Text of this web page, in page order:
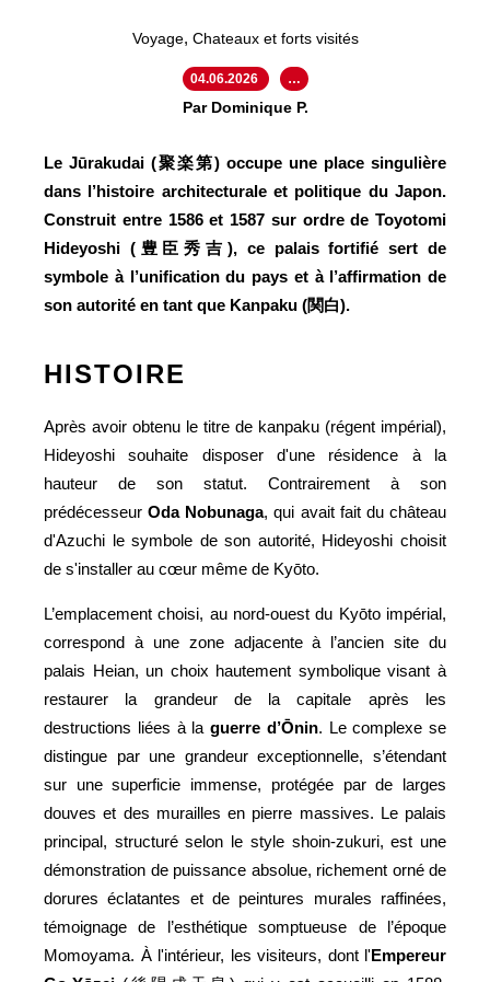
Voyage, Chateaux et forts visités
04.06.2026 …
Par Dominique P.
Le Jūrakudai (聚楽第) occupe une place singulière
dans l’histoire architecturale et politique du Japon.
Construit entre 1586 et 1587 sur ordre de Toyotomi
Hideyoshi (豊臣秀吉), ce palais fortifié sert de
symbole à l’unification du pays et à l’affirmation de
son autorité en tant que Kanpaku (関白).
HISTOIRE
Après avoir obtenu le titre de kanpaku (régent impérial),
Hideyoshi souhaite disposer d'une résidence à la
hauteur de son statut. Contrairement à son
prédécesseurOda Nobunaga, qui avait fait du château
d'Azuchi le symbole de son autorité, Hideyoshi choisit
de s'installer au cœur même de Kyōto.
L’emplacement choisi, au nord-ouest du Kyōto impérial,
correspond à une zone adjacente à l’ancien site du
palais Heian, un choix hautement symbolique visant à
restaurer la grandeur de la capitale après les
destructions liées à la guerre d’Ōnin. Le complexe se
distingue par une grandeur exceptionnelle, s’étendant
sur une superficie immense, protégée par de larges
douves et des murailles en pierre massives. Le palais
principal, structuré selon le style shoin-zukuri, est une
démonstration de puissance absolue, richement orné de
dorures éclatantes et de peintures murales raffinées,
témoignage de l’esthétique somptueuse de l’époque
Momoyama. À l'intérieur, les visiteurs, dont l'Empereur